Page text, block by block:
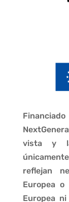
vista y
reflejan
Europea o
Europea